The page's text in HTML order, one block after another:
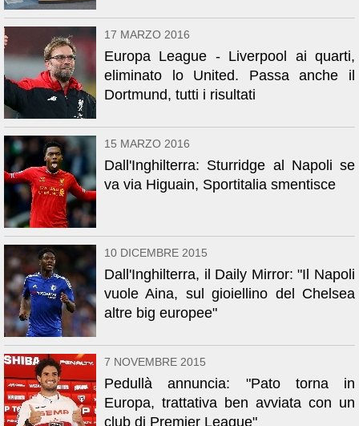
17 MARZO 2016
Europa League - Liverpool ai quarti,
eliminato lo United. Passa anche il
Dortmund, tutti i risultati
15 MARZO 2016
Dall'Inghilterra: Sturridge al Napoli se
va via Higuain, Sportitalia smentisce
10 DICEMBRE 2015
Dall'Inghilterra, il Daily Mirror: "Il Napoli
vuole Aina, sul gioiellino del Chelsea
altre big europee"
7 NOVEMBRE 2015
Pedullà annuncia: "Pato torna in
Europa, trattativa ben avviata con un
club di Premier League"